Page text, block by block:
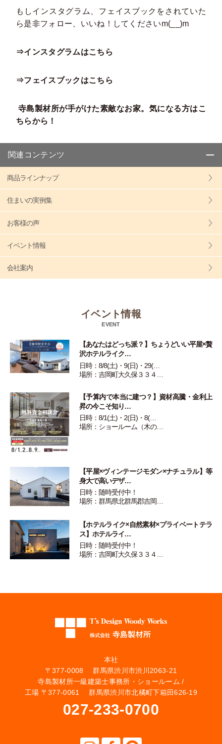
もしインスタグラム、フェイスブックをされていた
ら是非フォロー、いいね！してくださいm(__)m
⇒インスタグラムはこちら
⇒フェイスブックはこちら
寺島製材所が手がけた素敵なお家。気になる方はこ
ちらから！
関連コンテンツ
商品ラインナップ
住まいの実例集
お客様の声
イベント情報
会社案内
イベント情報
EVENT
【あなたはどっち派？】ちょうどいい平屋×贅
沢ホテルライク…
日時：8/8(土)・9(日)・29(…
場所：吉岡町大久保３３４…
【予算内で本当に建つ？】資材高騰・金利上
昇の今こそ知り…
日時：8/1(土)・2(日)・8(…
場所：ショールーム（木の…
【平屋×ヴィンテージモダン×ナチュラル】等
身大で高いデザ…
日時：随時受付中！
場所：群馬県北群馬郡吉岡…
【ホテルライク×自然素材×プライベートテラ
ス】ホテルライ…
日時：随時受付中！
場所：吉岡町大久保３３４…
本社
〒377-0008 群馬県渋川市渋川2063-21
寺島製材所一級建築士事務所・ショールーム /
工場 〒377-0061 群馬県渋川市北橘町下箱田626-19
027-233-0700